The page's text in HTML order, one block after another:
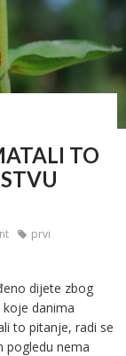
TO
prvi
dijete zbog
danima
to pitanje, radi se
pogledu nema